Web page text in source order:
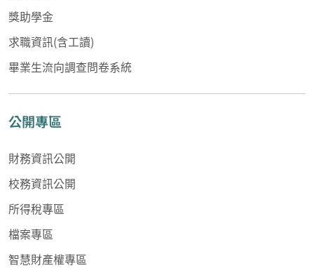
獎助學金
求職資訊(含工讀)
畢業生流向調查問卷系統
公開專區
財務資訊公開
校務資訊公開
所得稅專區
檔案專區
智慧財產權專區